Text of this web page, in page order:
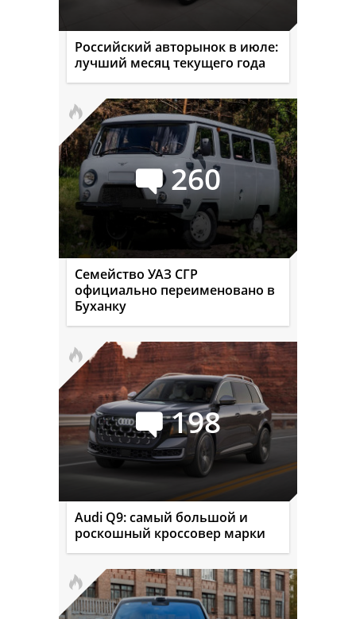
Российский авторынок в июле:
лучший месяц текущего года
260
Семейство УАЗ СГР
официально переименовано в
Буханку
198
Audi Q9: самый большой и
роскошный кроссовер марки